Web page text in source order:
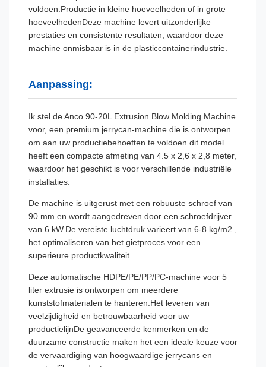
voldoen.Productie in kleine hoeveelheden of in grote
hoeveelhedenDeze machine levert uitzonderlijke
prestaties en consistente resultaten, waardoor deze
machine onmisbaar is in de plasticcontainerindustrie.
Aanpassing:
Ik stel de Anco 90-20L Extrusion Blow Molding Machine
voor, een premium jerrycan-machine die is ontworpen
om aan uw productiebehoeften te voldoen.dit model
heeft een compacte afmeting van 4.5 x 2,6 x 2,8 meter,
waardoor het geschikt is voor verschillende industriële
installaties.
De machine is uitgerust met een robuuste schroef van
90 mm en wordt aangedreven door een schroefdrijver
van 6 kW.De vereiste luchtdruk varieert van 6-8 kg/m2.,
het optimaliseren van het gietproces voor een
superieure productkwaliteit.
Deze automatische HDPE/PE/PP/PC-machine voor 5
liter extrusie is ontworpen om meerdere
kunststofmaterialen te hanteren.Het leveren van
veelzijdigheid en betrouwbaarheid voor uw
productielijnDe geavanceerde kenmerken en de
duurzame constructie maken het een ideale keuze voor
de vervaardiging van hoogwaardige jerrycans en